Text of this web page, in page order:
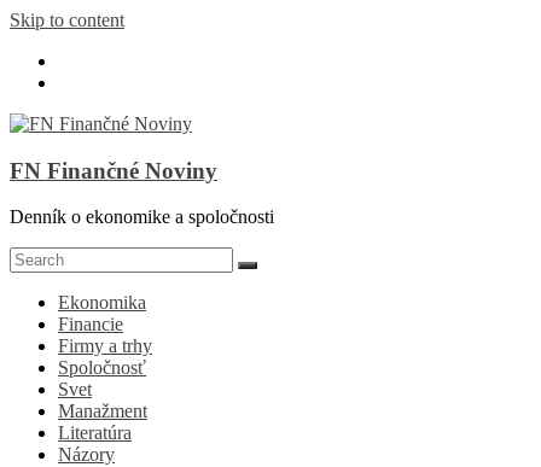
Skip to content
FN Finančné Noviny
Denník o ekonomike a spoločnosti
Ekonomika
Financie
Firmy a trhy
Spoločnosť
Svet
Manažment
Literatúra
Názory